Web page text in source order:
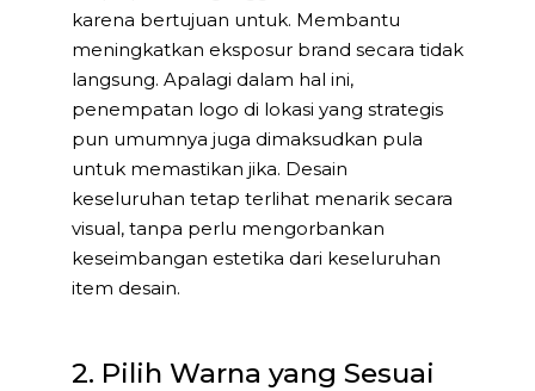
karena bertujuan untuk. Membantu
meningkatkan eksposur brand secara tidak
langsung. Apalagi dalam hal ini,
penempatan logo di lokasi yang strategis
pun umumnya juga dimaksudkan pula
untuk memastikan jika. Desain
keseluruhan tetap terlihat menarik secara
visual, tanpa perlu mengorbankan
keseimbangan estetika dari keseluruhan
item desain.
2. Pilih Warna yang Sesuai